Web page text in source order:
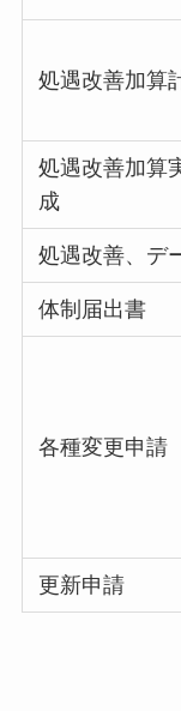
処遇改善加算
処遇改善加算
成
処遇改善、デ
体制届出書
各種変更申請
更新申請